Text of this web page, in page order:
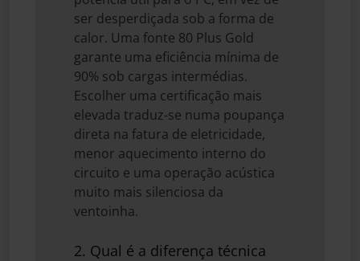
ser desperdiçada sob a forma de
calor. Uma fonte 80 Plus Gold
garante uma eficiência mínima de
90% sob cargas intermédias.
Escolher uma certificação mais
elevada traduz-se numa poupança
direta na fatura de eletricidade,
menor aquecimento interno do
circuito e uma operação acústica
muito mais silenciosa da
ventoinha.
2. Qual é a diferença técnica